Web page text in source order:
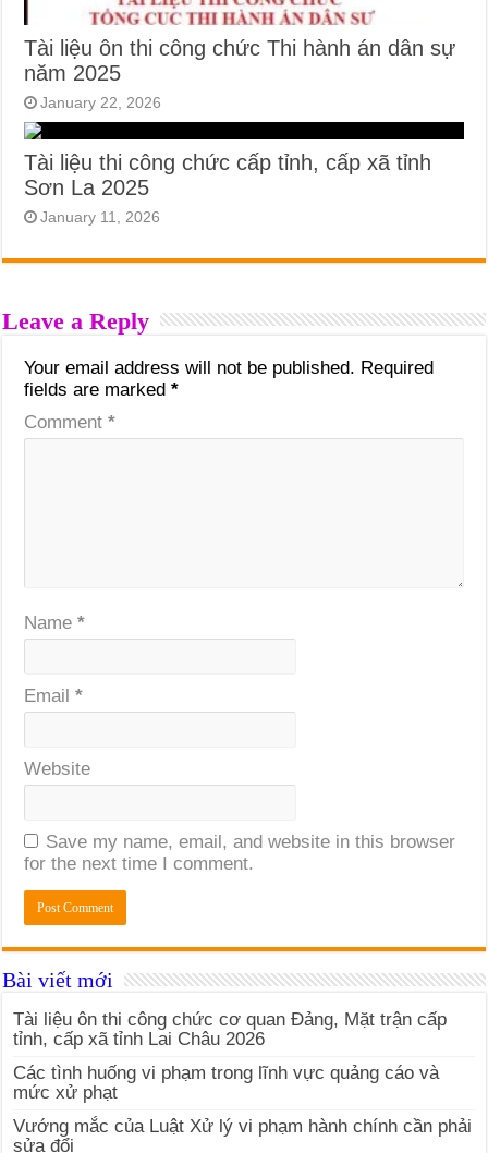
Tài liệu ôn thi công chức Thi hành án dân sự
năm 2025
January 22, 2026
Tài liệu thi công chức cấp tỉnh, cấp xã tỉnh
Sơn La 2025
January 11, 2026
Leave a Reply
Your email address will not be published. Required
fields are marked*
Comment*
Name*
Email*
Website
Save my name, email, and website in this browser
for the next time I comment.
Bài viết mới
Tài liệu ôn thi công chức cơ quan Đảng, Mặt trận cấp
tỉnh, cấp xã tỉnh Lai Châu 2026
Các tình huống vi phạm trong lĩnh vực quảng cáo và
mức xử phạt
Vướng mắc của Luật Xử lý vi phạm hành chính cần phải
sửa đổi